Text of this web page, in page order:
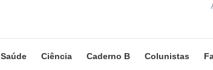
Saúde Ciência Caderno B Colunistas